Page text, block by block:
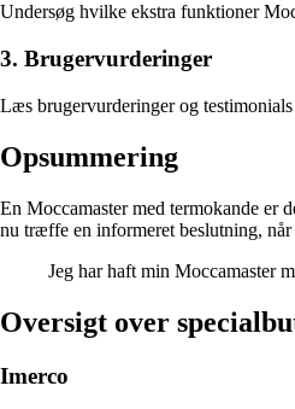
Undersøg hvilke ekstra funktioner
3. Brugervurderinger
Læs brugervurderinger og
Opsummering
En Moccamaster med termokande er
nu træffe en informeret beslutning,
Jeg har haft min Moccamaster
Oversigt over
Imerco